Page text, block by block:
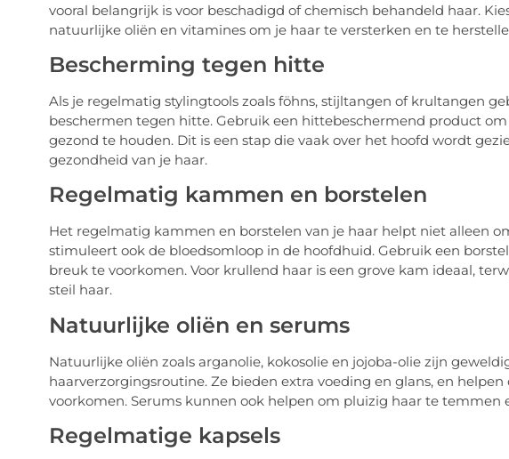
vooral belangrijk is voor beschadigd of chemisch behandeld haar.
natuurlijke oliën en vitamines om je haar te versterken en te
Bescherming tegen hitte
Als je regelmatig stylingtools zoals föhns, stijltangen of krultangen
beschermen tegen hitte. Gebruik een hittebeschermend product
gezond te houden. Dit is een stap die vaak over het hoofd wordt
gezondheid van je haar.
Regelmatig kammen en borstelen
Het regelmatig kammen en borstelen van je haar helpt niet alleen
stimuleert ook de bloedsomloop in de hoofdhuid. Gebruik een
breuk te voorkomen. Voor krullend haar is een grove kam ideaal,
steil haar.
Natuurlijke oliën en serums
Natuurlijke oliën zoals arganolie, kokosolie en jojoba-olie zijn
haarverzorgingsroutine. Ze bieden extra voeding en glans, en
voorkomen. Serums kunnen ook helpen om pluizig haar te temmen
Regelmatige kapsels